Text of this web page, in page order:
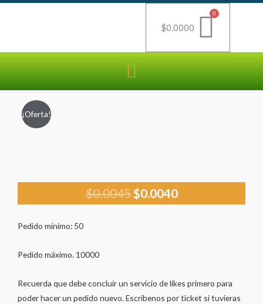
$0.0000
¡Oferta!
$0.0045$0.0040
Pedido mínimo: 50
Pedido máximo. 10000
Recuerda que debe concluir un servicio de likes primero para
poder hacer un pedido nuevo. Escríbenos por ticket si tuvieras